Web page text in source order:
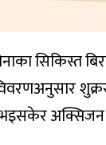
सिकिस्त
भइसकेर